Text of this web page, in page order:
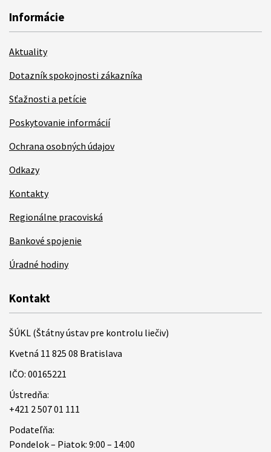
Informácie
Aktuality
Dotazník spokojnosti zákazníka
Sťažnosti a petície
Poskytovanie informácií
Ochrana osobných údajov
Odkazy
Kontakty
Regionálne pracoviská
Bankové spojenie
Úradné hodiny
Kontakt
ŠÚKL (Štátny ústav pre kontrolu liečiv)
Kvetná 11 825 08 Bratislava
IČO: 00165221
Ústredňa:
+421 2 507 01 111
Podateľňa:
Pondelok – Piatok: 9:00 – 14:00